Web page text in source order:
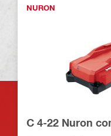
NURON
C 4-22 Nuron